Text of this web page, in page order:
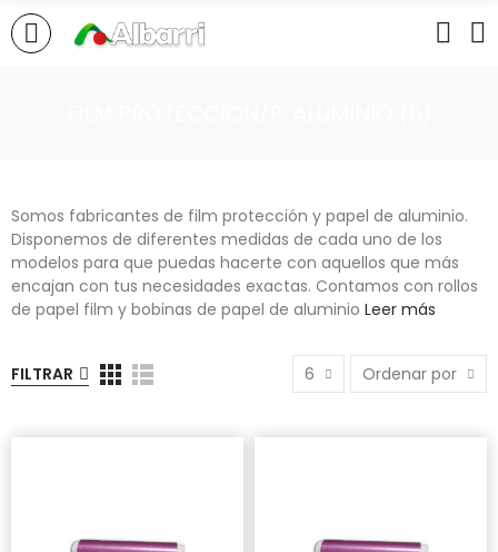
Somos fabricantes de film protección y papel de aluminio.
Disponemos de diferentes medidas de cada uno de los
modelos para que puedas hacerte con aquellos que más
encajan con tus necesidades exactas. Contamos con rollos
de papel film y bobinas de papel de aluminio Leer más
FILTRAR 6 Ordenar por